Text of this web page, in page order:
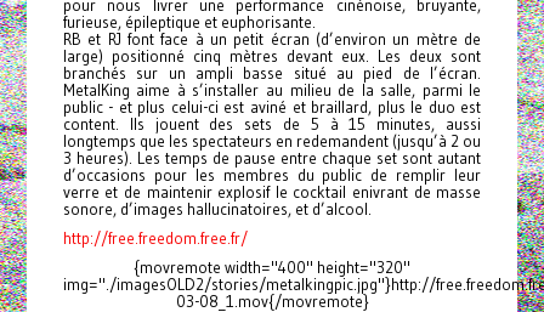
pour nous livrer une performance cinénoise, bruyante,
furieuse, épileptique et euphorisante.
RB et RJ font face à un petit écran (d’environ un mètre de
large) positionné cinq mètres devant eux. Les deux sont
branchés sur un ampli basse situé au pied de l’écran.
MetalKing aime à s’installer au milieu de la salle, parmi le
public - et plus celui-ci est aviné et braillard, plus le duo est
content. Ils jouent des sets de 5 à 15 minutes, aussi
longtemps que les spectateurs en redemandent (jusqu’à 2 ou
3 heures). Les temps de pause entre chaque set sont autant
d’occasions pour les membres du public de remplir leur
verre et de maintenir explosif le cocktail enivrant de masse
sonore, d’images hallucinatoires, et d’alcool.
http://free.freedom.free.fr/
{movremote width="400" height="320"
img="./imagesOLD2/stories/metalkingpic.jpg"}http://
03-08_1.mov{/movremote}